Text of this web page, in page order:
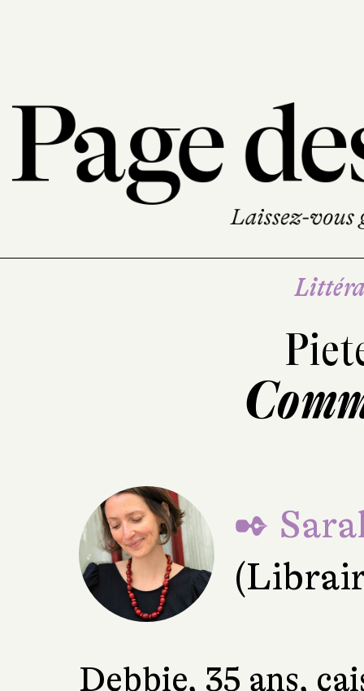
✒
Debbie, 35 ans,